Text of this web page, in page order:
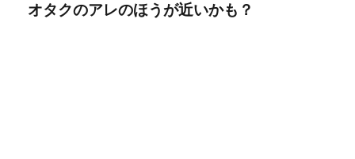
オタクのアレのほうが近いかも？